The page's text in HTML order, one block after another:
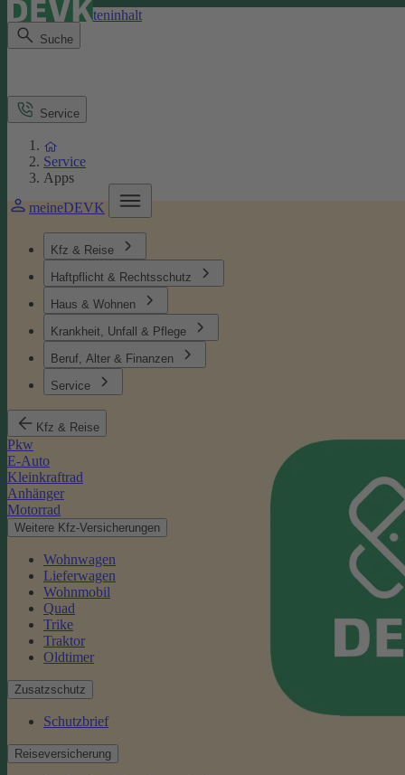
Direkt zum Seiteninhalt
Suche
meineDEVK
Kfz & Reise
Haftpflicht & Rechtsschutz
Haus & Wohnen
Krankheit, Unfall & Pflege
Beruf, Alter & Finanzen
Service
Kfz & Reise
Pkw
E-Auto
Kleinkraftrad
Anhänger
Motorrad
Weitere Kfz-Versicherungen
Wohnwagen
Lieferwagen
Wohnmobil
Quad
Trike
Traktor
Oldtimer
Zusatzschutz
Schutzbrief
Reiseversicherung
Service
Service
Apps